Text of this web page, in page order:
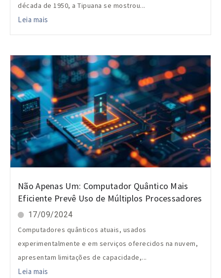
década de 1950, a Tipuana se mostrou...
Leia mais
Não Apenas Um: Computador Quântico Mais
Eficiente Prevê Uso de Múltiplos Processadores
17/09/2024
Computadores quânticos atuais, usados
experimentalmente e em serviços oferecidos na nuvem,
apresentam limitações de capacidade,...
Leia mais